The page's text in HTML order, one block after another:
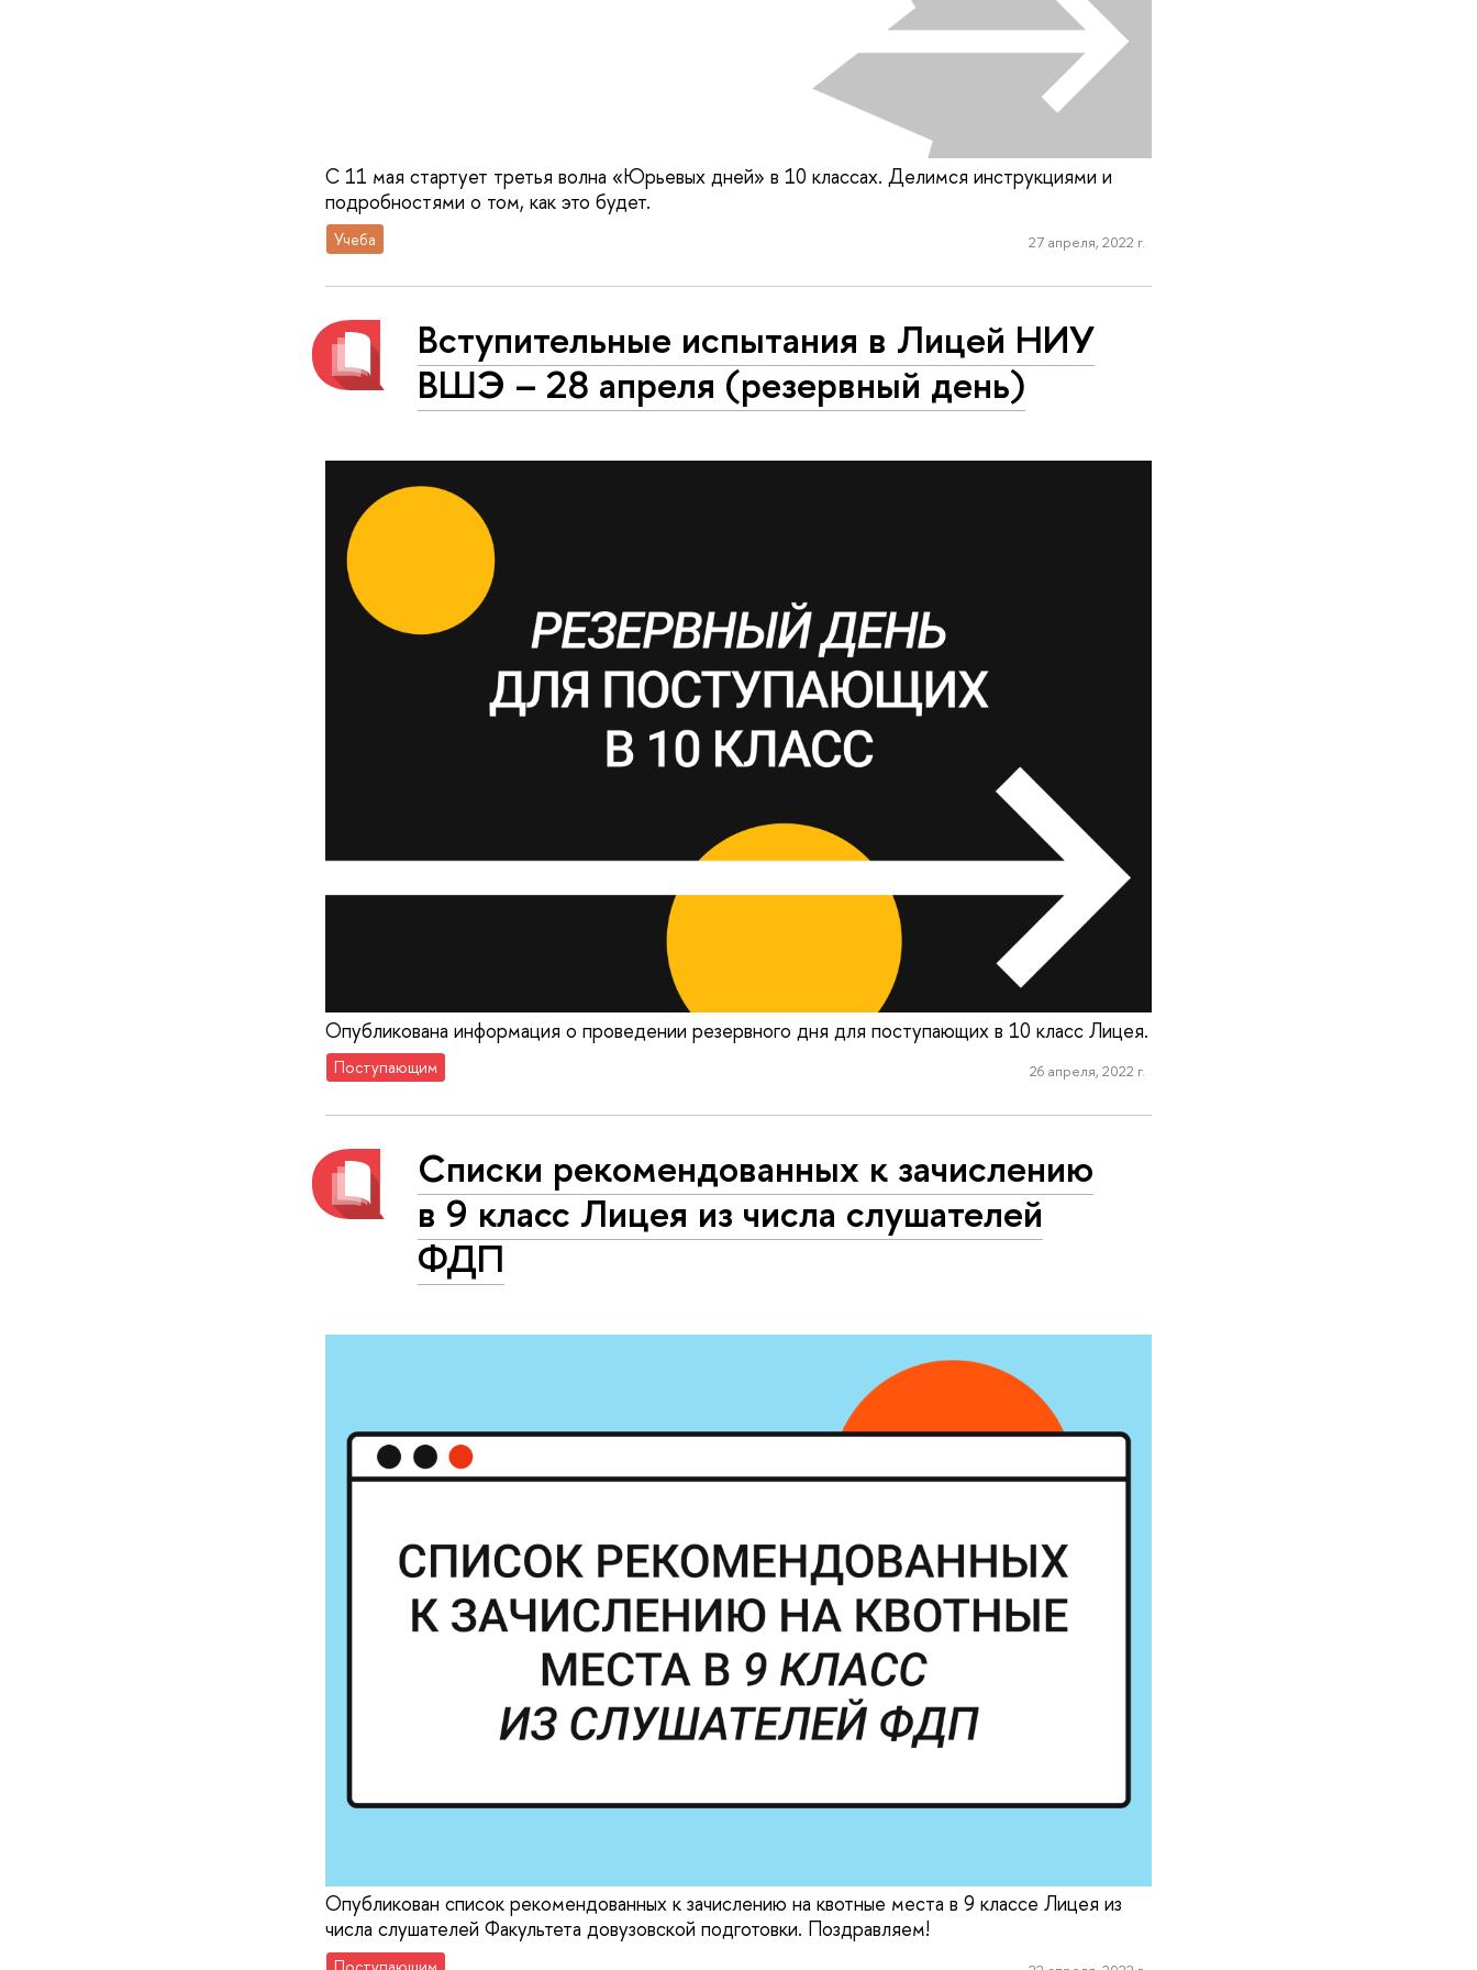
С 11 мая стартует третья волна «Юрьевых дней» в 10 классах. Делимся инструкциями и
подробностями о том, как это будет.
Учеба 27 апреля, 2022 г.
Вступительные испытания в Лицей НИУ
ВШЭ – 28 апреля (резервный день)
Опубликована информация о проведении резервного дня для поступающих в 10 класс Лицея.
Поступающим 26 апреля, 2022 г.
Списки рекомендованных к зачислению
в 9 класс Лицея из числа слушателей
ФДП
Опубликован список рекомендованных к зачислению на квотные места в 9 классе Лицея из
числа слушателей Факультета довузовской подготовки. Поздравляем!